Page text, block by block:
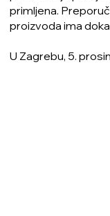
primljena.
proizvoda ima
U Zagrebu, 5.